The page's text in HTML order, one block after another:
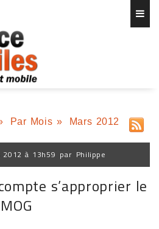
Par Mois » Mars 2012
2012 à 13h59 par Philippe
s’approprier le